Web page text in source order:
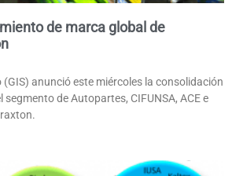
de marca global de
anunció este miércoles la consolidación
de Autopartes, CIFUNSA, ACE e